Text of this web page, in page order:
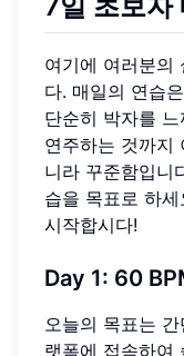
7일 초보자
여기에 여러분의
다. 매일의 연습
단순히 박자를
연주하는 것까지
니라 꾸준함입니
습을 목표로 하세
시작합시다!
Day 1: 60
오늘의 목표는
랫폼에 접속하여